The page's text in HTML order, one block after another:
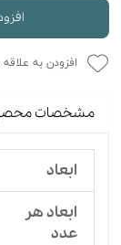
افزودن به
مشخصات
ابعاد
ابعاد هر
عدد